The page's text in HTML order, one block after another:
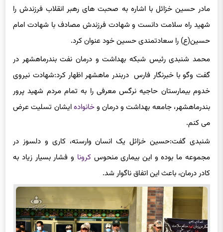
مادر حسین خزائل با اشاره به صحبت های رهبر انقلاب فرزندش را
شهید راه سلامت دانست و شهادت فرزندش مصادف با شهادت امام
حسین(ع) را سعادتمندی حسین خود عنوان کرد.
محمد شنبدی رئیس شبکه بهداشت و درمان نفت بندرماهشهر در
گفت وگو با خبرنگار فارس دربندر ماهشهر اظهار کرد:شهادت نیروی
خدوم بیمارستان حاجیه نرگس معرفی را به تمام مردم شهید پرور
بندرماهشهر، جامعه بهداشت و درمان وخانوادهایشان تسلیت عرض
می کنم.
شنبدی گفت:حسین خزائل یک انسان وارسته، کاری و دلسوز در
مجموعه ما بوده و این بیماری منحوسکرونا و فشار بسیار زیاد به
کادر درمان، باعث این اتفاق ناگوار شد.